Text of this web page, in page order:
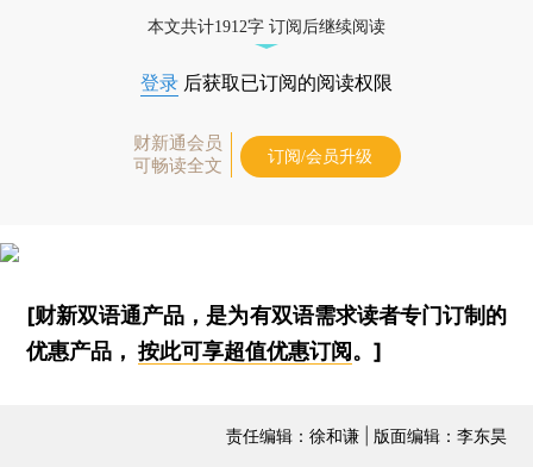
本文共计1912字 订阅后继续阅读
登录 后获取已订阅的阅读权限
财新通会员
可畅读全文
订阅/会员升级
[财新双语通产品，是为有双语需求读者专门订制的
优惠产品，按此可享超值优惠订阅 。]
责任编辑：徐和谦 | 版面编辑：李东昊